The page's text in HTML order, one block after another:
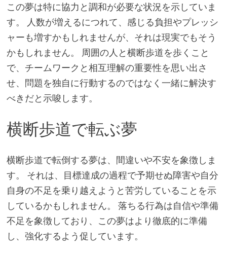
この夢は特に協力と調和が必要な状況を示していま
す。 人数が増えるにつれて、感じる負担やプレッシ
ャーも増すかもしれませんが、それは現実でもそう
かもしれません。 周囲の人と横断歩道を歩くこと
で、チームワークと相互理解の重要性を思い出さ
せ、問題を独自に行動するのではなく一緒に解決す
べきだと示唆します。
横断歩道で転ぶ夢
横断歩道で転倒する夢は、間違いや不安を象徴しま
す。 それは、目標達成の過程で予期せぬ障害や自分
自身の不足を乗り越えようと苦労していることを示
しているかもしれません。 落ちる行為は自信や準備
不足を象徴しており、この夢はより徹底的に準備
し、強化するよう促しています。